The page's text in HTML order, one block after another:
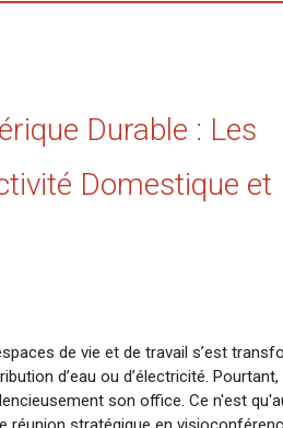
Durable : Les
Domestique et
de vie et de travail s’est
d’eau ou d’électricité.
son office. Ce n'est